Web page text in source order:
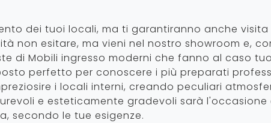
dei tuoi locali, ma ti garantiranno anche
non esitare, ma vieni nel nostro showroom e,
di Mobili ingresso moderni che fanno al caso
perfetto per conoscere i più preparati
i locali interni, creando peculiari
e esteticamente gradevoli sarà l'occasione
secondo le tue esigenze.